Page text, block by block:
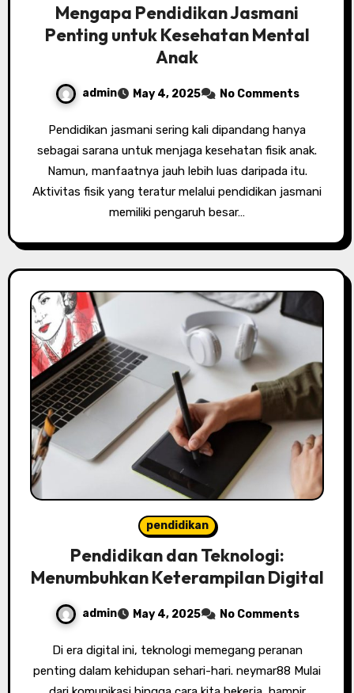
Mengapa Pendidikan Jasmani
Penting untuk Kesehatan Mental
Anak
admin May 4, 2025 No Comments
Pendidikan jasmani sering kali dipandang hanya
sebagai sarana untuk menjaga kesehatan fisik anak.
Namun, manfaatnya jauh lebih luas daripada itu.
Aktivitas fisik yang teratur melalui pendidikan jasmani
memiliki pengaruh besar…
pendidikan
Pendidikan dan Teknologi:
Menumbuhkan Keterampilan Digital
admin May 4, 2025 No Comments
Di era digital ini, teknologi memegang peranan
penting dalam kehidupan sehari-hari. neymar88 Mulai